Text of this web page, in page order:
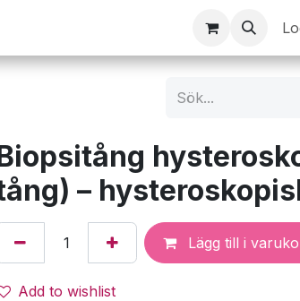
–
Lägg till i
Add to wishlist